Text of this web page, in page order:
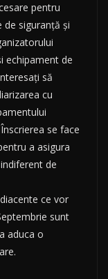
pentru
siguranță și
echipament de
să
cu
se face
a asigura
de
ce vor
sunt
aduca o